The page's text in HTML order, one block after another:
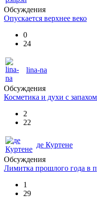
Обсуждения
Опускается верхнее веко
0
24
lina-na
Обсуждения
Косметика и духи с
2
22
де Куртене
Обсуждения
Лимитка прошлого года в
1
29